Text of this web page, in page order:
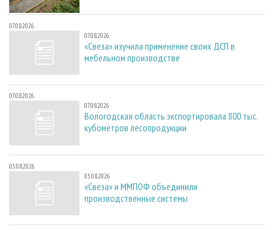
07.08.2026
07.08.2026
«Свеза» изучила применение своих ДСП в
мебельном производстве
07.08.2026
07.08.2026
Вологодская область экспортировала 800 тыс.
кубометров лесопродукции
05.08.2026
05.08.2026
«Свеза» и ММПОФ объединили
производственные системы